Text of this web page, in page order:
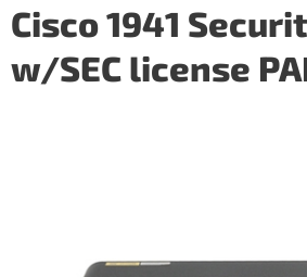
Cisco 1941
w/SEC license